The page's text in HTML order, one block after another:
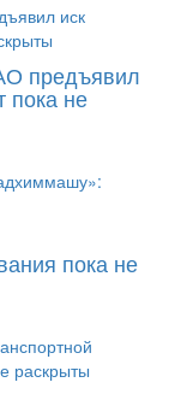
предъявил
пока не
пока не